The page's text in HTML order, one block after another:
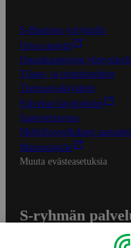
S-Business yrityksille
Oiva-raportit
Osuuskauppojen
Tilaus- ja toimitusehdot
Tietosuojakäytäntö
Palvelun käyttöehdot
Saavutettavuus
Mobiilisovelluksen
Mainostajalle
Muuta evästeasetuksia
S-ryhmän